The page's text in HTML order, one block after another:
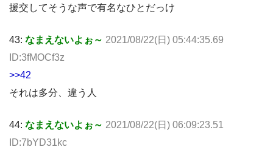
援交してそうな声で有名なひとだっけ
43: なまえないよぉ～ 2021/08/22(日) 05:44:35.69
ID:3fMOCf3z
>>42
それは多分、違う人
44: なまえないよぉ～ 2021/08/22(日) 06:09:23.51
ID:7bYD31kc